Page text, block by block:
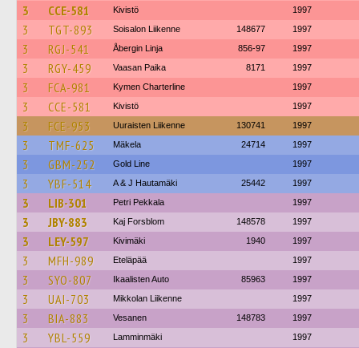
3 CCE-581 Kivistö 1997
3 TGT-893 Soisalon Liikenne 148677 1997
3 RGJ-541 Åbergin Linja 856-97 1997
3 RGY-459 Vaasan Paika 8171 1997
3 FCA-981 Kymen Charterline 1997
3 CCE-581 Kivistö 1997
3 FCE-953 Uuraisten Liikenne 130741 1997
3 TMF-625 Mäkela 24714 1997
3 GBM-252 Gold Line 1997
3 YBF-514 A & J Hautamäki 25442 1997
3 LIB-301 Petri Pekkala 1997
3 JBY-883 Kaj Forsblom 148578 1997
3 LEY-597 Kivimäki 1940 1997
3 MFH-989 Eteläpää 1997
3 SYO-807 Ikaalisten Auto 85963 1997
3 UAI-703 Mikkolan Liikenne 1997
3 BIA-883 Vesanen 148783 1997
3 YBL-559 Lamminmäki 1997